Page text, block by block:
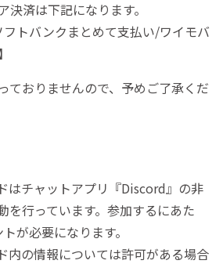
決済は下記になります。
フトバンクまとめて支払い/ワイモバ
ておりませんので、予めご了承くだ
はチャットアプリ『Discord』の非
を行っています。参加するにあた
が必要になります。
内の情報については許可がある場合